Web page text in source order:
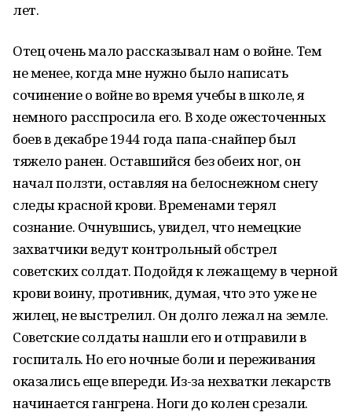
лет.
Отец очень мало рассказывал нам о войне. Тем
не менее, когда мне нужно было написать
сочинение о войне во время учебы в школе, я
немного расспросила его. В ходе ожесточенных
боев в декабре 1944 года папа-снайпер был
тяжело ранен. Оставшийся без обеих ног, он
начал ползти, оставляя на белоснежном снегу
следы красной крови. Временами терял
сознание. Очнувшись, увидел, что немецкие
захватчики ведут контрольный обстрел
советских солдат. Подойдя к лежащему в черной
крови воину, противник, думая, что это уже не
жилец, не выстрелил. Он долго лежал на земле.
Советские солдаты нашли его и отправили в
госпиталь. Но его ночные боли и переживания
оказались еще впереди. Из-за нехватки лекарств
начинается гангрена. Ноги до колен срезали.